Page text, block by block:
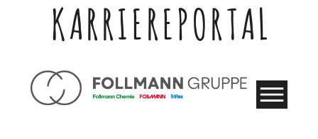
KARRIEREPORTAL